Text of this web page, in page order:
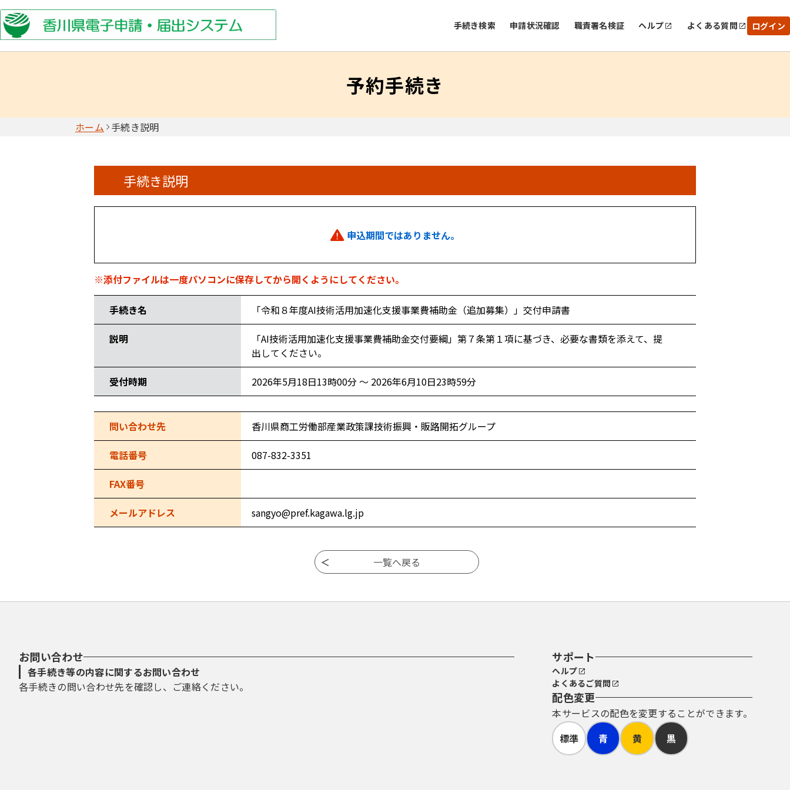
手続き検索 申請状況確認 職責署名検証 ヘルプ よくある質問 ログイン
予約手続き
ホーム 手続き説明
手続き説明
申込期間ではありません。
※添付ファイルは一度パソコンに保存してから開くようにしてください。
手続き名 「令和８年度AI技術活用加速化支援事業費補助金（追加募集）」交付申請書
説明
「AI技術活用加速化支援事業費補助金交付要綱」第７条第１項に基づき、必要な書類を添えて、提
出してください。
受付時期 2026年5月18日13時00分 ～ 2026年6月10日23時59分
問い合わせ先 香川県商工労働部産業政策課技術振興・販路開拓グループ
電話番号 087-832-3351
FAX番号
メールアドレス sangyo@pref.kagawa.lg.jp
お問い合わせ
各手続き等の内容に関するお問い合わせ
各手続きの問い合わせ先を確認し、ご連絡ください。
サポート
ヘルプ
よくあるご質問
配色変更
本サービスの配色を変更することができます。
標準
青 黄 黒